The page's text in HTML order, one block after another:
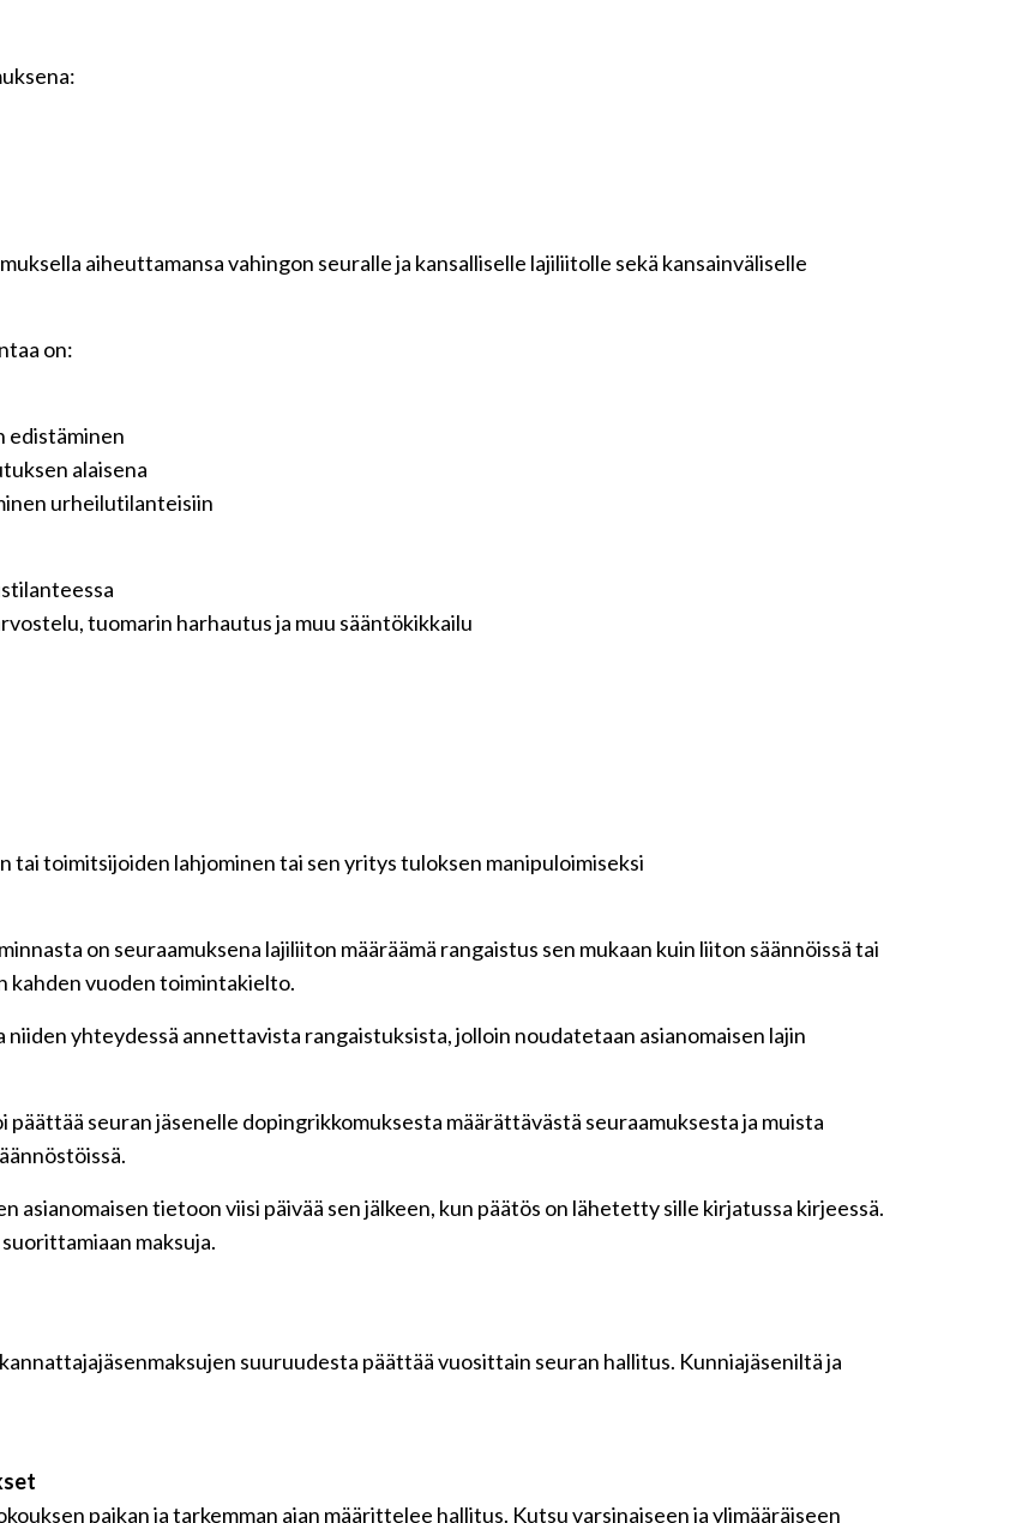
aiheuttamansa vahingon seuralle ja kansalliselle lajiliitolle sekä kansainväliselle
on:
edistäminen
alaisena
urheilutilanteisiin
tuomarin harhautus ja muu sääntökikkailu
tai toimitsijoiden lahjominen tai sen yritys tuloksen manipuloimiseksi
on seuraamuksena lajiliiton määräämä rangaistus sen mukaan kuin liiton säännöissä tai
kahden vuoden toimintakielto.
yhteydessä annettavista rangaistuksista, jolloin noudatetaan asianomaisen lajin
seuran jäsenelle dopingrikkomuksesta määrättävästä seuraamuksesta ja muista
asianomaisen tietoon viisi päivää sen jälkeen, kun päätös on lähetetty sille kirjatussa kirjeessä.
maksuja.
suuruudesta päättää vuosittain seuran hallitus. Kunniajäseniltä ja
paikan ja tarkemman ajan määrittelee hallitus. Kutsu varsinaiseen ja ylimääräiseen